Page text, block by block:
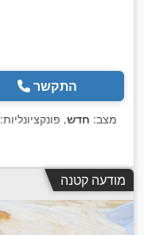
התקשר
מצב: חדש, פונקציונליות:
מודעה קטנה